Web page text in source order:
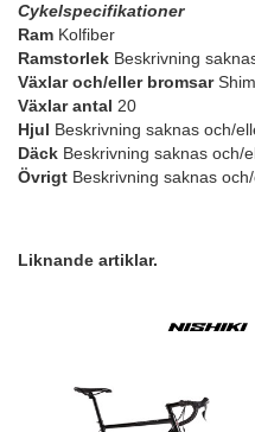
Cykelspecifikationer
Ram Kolfiber
Ramstorlek Beskrivning
Växlar och/eller bromsar
Växlar antal 20
Hjul Beskrivning saknas och/
Däck Beskrivning saknas och/
Övrigt Beskrivning saknas
Liknande artiklar.